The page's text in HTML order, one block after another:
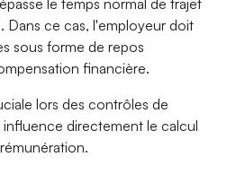
le temps normal de trajet
Dans ce cas, l'employeur doit
sous forme de repos
financière.
lors des contrôles de
directement le calcul